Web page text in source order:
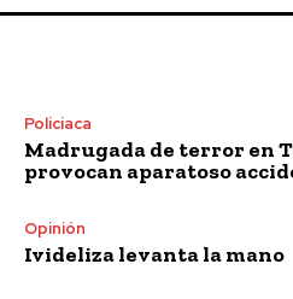
Policiaca
Madrugada de terror en
provocan aparatoso
Opinión
Ivideliza levanta la mano